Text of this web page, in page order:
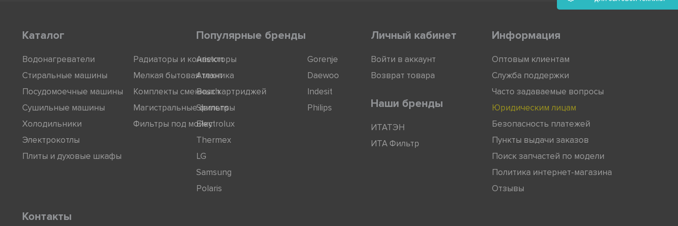
Каталог
Водонагреватели
Стиральные машины
Посудомоечные машины
Сушильные машины
Холодильники
Электрокотлы
Плиты и духовые шкафы
Радиаторы и конвекторы
Мелкая бытовая техника
Комплекты сменных картриджей
Магистральные фильтры
Фильтры под мойку
Популярные бренды
Ariston
Атлант
Bosch
Siemens
Electrolux
Thermex
LG
Samsung
Polaris
Gorenje
Daewoo
Indesit
Philips
Личный кабинет
Войти в аккаунт
Возврат товара
Наши бренды
ИТАТЭН
ИТА Фильтр
Информация
Оптовым клиентам
Служба поддержки
Часто задаваемые вопросы
Юридическим лицам
Безопасность платежей
Пункты выдачи заказов
Поиск запчастей по модели
Политика интернет-магазина
Отзывы
Контакты